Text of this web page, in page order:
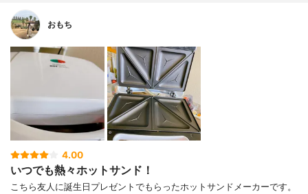
おもち
4.00
いつでも熱々ホットサンド！
こちら友人に誕生日プレゼントでもらったホットサンドメーカーです。